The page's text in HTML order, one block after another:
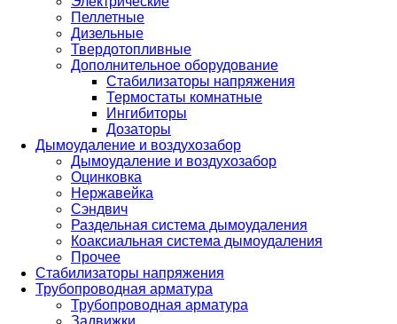
Пеллетные
Дизельные
Твердотопливные
Дополнительное оборудование
Стабилизаторы напряжения
Термостаты комнатные
Ингибиторы
Дозаторы
Дымоудаление и воздухозабор
Дымоудаление и воздухозабор
Оцинковка
Нержавейка
Сэндвич
Раздельная система дымоудаления
Коаксиальная система дымоудаления
Прочее
Стабилизаторы напряжения
Трубопроводная арматура
Трубопроводная арматура